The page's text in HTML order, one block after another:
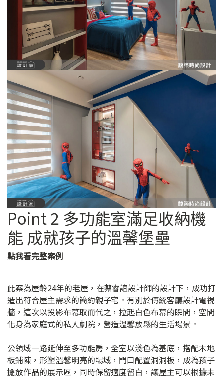
Point 2 多功能室滿足收納機
能 成就孩子的溫馨堡壘
點我看完整案例
此案為屋齡24年的老屋，在蔡睿誼設計師的設計下，成功打
造出符合屋主需求的簡約親子宅。有別於傳統客廳設計電視
牆，這次以投影布幕取而代之，拉起白色布幕的瞬間，空間
化身為家庭式的私人劇院，營造溫馨放鬆的生活場景。
公領域一路延伸至多功能房，全室以淺色為基底，搭配木地
板鋪陳，形塑溫馨明亮的場域，門口配置洞洞板，成為孩子
擺放作品的展示區，同時保留適度留白，讓屋主可以根據未